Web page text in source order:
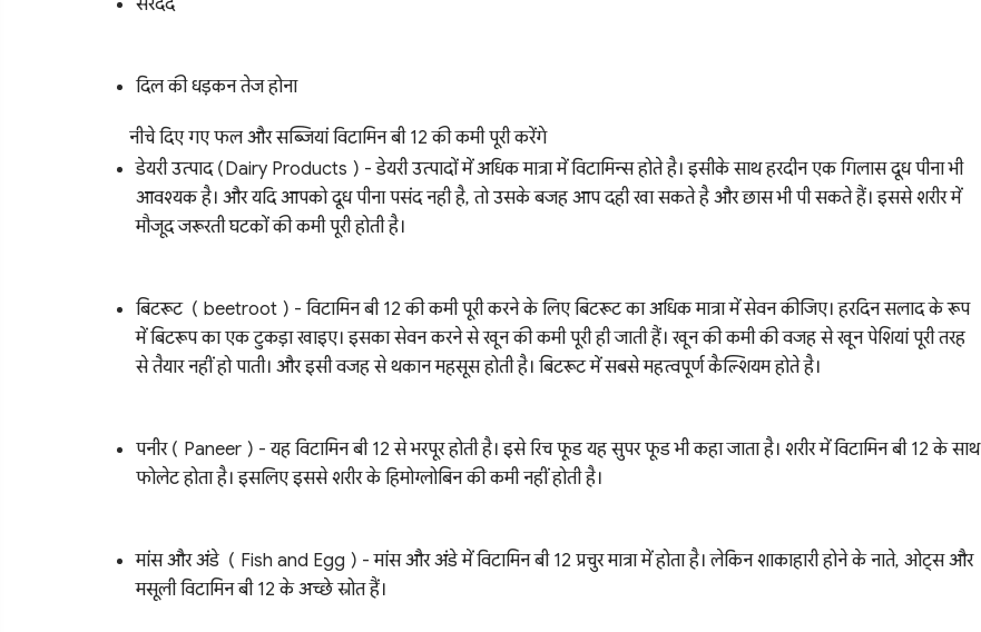
दिल की धड़कन तेज होना
नीचे दिए गए फल और सब्जियां विटामिन बी 12 की कमी पूरी करेंगे
डेयरी उत्पाद (Dairy Products ) - डेयरी उत्पादों में अधिक मात्रा में विटामिन्स होते है। इसीके साथ हरदीन एक गिलास दूध पीना भी
आवश्यक है। और यदि आपको दूध पीना पसंद नही है, तो उसके बजह आप दही खा सकते है और छास भी पी सकते हैं। इससे शरीर में
मौजूद जरूरती घटकों की कमी पूरी होती है।
बिटरूट ( beetroot ) - विटामिन बी 12 की कमी पूरी करने के लिए बिटरूट का अधिक मात्रा में सेवन कीजिए। हरदिन सलाद के रूप
में बिटरूप का एक टुकड़ा खाइए। इसका सेवन करने से खून की कमी पूरी ही जाती हैं। खून की कमी की वजह से खून पेशियां पूरी तरह
से तैयार नहीं हो पाती। और इसी वजह से थकान महसूस होती है। बिटरूट में सबसे महत्वपूर्ण कैल्शियम होते है।
पनीर ( Paneer ) - यह विटामिन बी 12 से भरपूर होती है। इसे रिच फूड यह सुपर फूड भी कहा जाता है। शरीर में विटामिन बी 12 के साथ
फोलेट होता है। इसलिए इससे शरीर के हिमोग्लोबिन की कमी नहीं होती है।
मांस और अंडे ( Fish and Egg ) - मांस और अंडे में विटामिन बी 12 प्रचुर मात्रा में होता है। लेकिन शाकाहारी होने के नाते, ओट्स और
मसूली विटामिन बी 12 के अच्छे स्रोत हैं।